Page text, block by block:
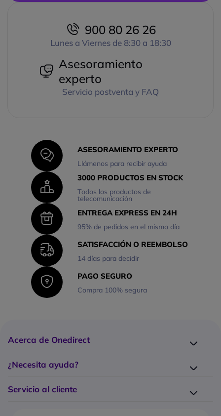
900 80 26 26
Lunes a Viernes de 8:30 a 18:30
Asesoramiento
experto
Servicio postventa y FAQ
ASESORAMIENTO EXPERTO
Llámenos para recibir ayuda
3000 PRODUCTOS EN STOCK
Todos los productos de
telecomunicación
ENTREGA EXPRESS EN 24H
95% de pedidos en el mismo día
SATISFACCIÓN O REEMBOLSO
14 días para decidir
PAGO SEGURO
Compra 100% segura
Acerca de Onedirect
Los 10 puntos fuertes Onedirect
Trabaje con nosotros
¿Necesita ayuda?
Servicio al cliente